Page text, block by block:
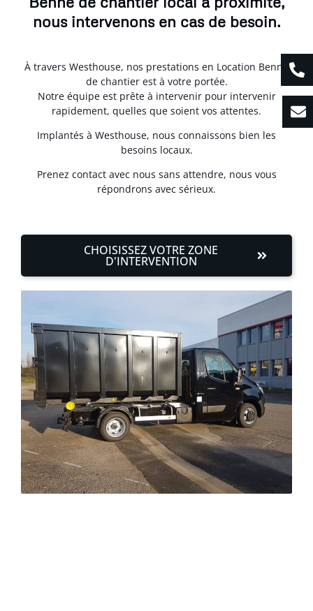
nous intervenons en cas de besoin.
À travers Westhouse, nos prestations en Location Benne
de chantier est à votre portée.
Notre équipe est prête à intervenir pour intervenir
rapidement, quelles que soient vos attentes.
Implantés à Westhouse, nous connaissons bien les
besoins locaux.
Prenez contact avec nous sans attendre, nous vous
répondrons avec sérieux.
CHOISISSEZ VOTRE ZONE
D'INTERVENTION